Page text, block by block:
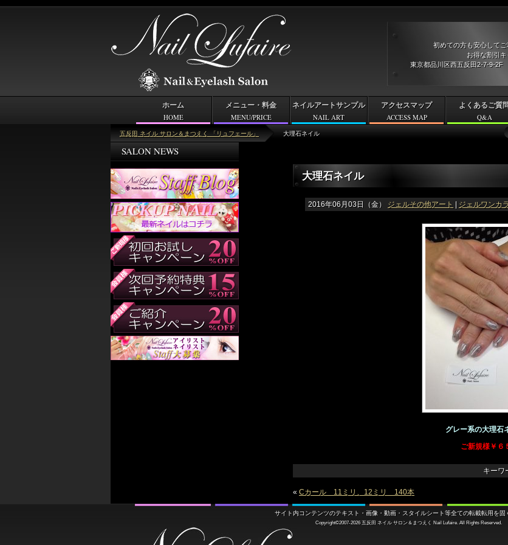
五反田 ネイル サロン＆まつえく 「リュフェール」 大理石ネイル
ピックアップネイル
大理石ネイル
2016年06月03日（金） ジェルその他アート | ジェルワンカ
グレー系の大理石
ご新規様￥６
キーワ
« Cカール 11ミリ、12ミリ 140本
SALON NEWS
サイト内コンテンツのテキスト・画像・動画・スタイルシート等全ての転載転用を固
Copyright©2007-2026 五反田 ネイル サロン＆まつえく Nail Lufaire. All Rights Reserved.
初めての方も安心して
お得な割引
東京都品川区西五反田2-7-9-2F
ホーム
HOME
メニュー・料金
MENU/PRICE
ネイルアートサンプル
NAIL ART
アクセスマップ
ACCESS MAP
よくあるご質
Q&A